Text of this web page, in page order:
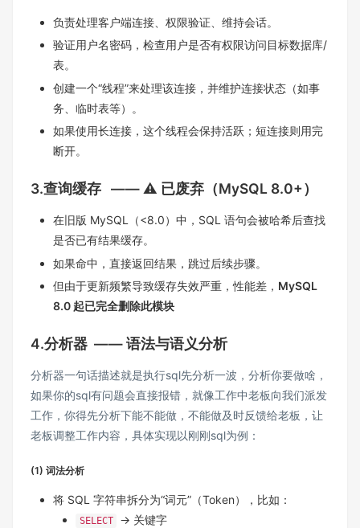
负责处理客户端连接、权限验证、维持会话。
验证用户名密码，检查用户是否有权限访问目标数据库/
表。
创建一个“线程”来处理该连接，并维护连接状态（如事
务、临时表等）。
如果使用长连接，这个线程会保持活跃；短连接则用完
断开。
3.查询缓存 —— ⚠️ 已废弃（MySQL 8.0+）
在旧版 MySQL（<8.0）中，SQL 语句会被哈希后查找
是否已有结果缓存。
如果命中，直接返回结果，跳过后续步骤。
但由于更新频繁导致缓存失效严重，性能差， MySQL
8.0 起已完全删除此模块
4.分析器 —— 语法与语义分析
分析器一句话描述就是执行sql先分析一波，分析你要做啥，
如果你的sql有问题会直接报错，就像工作中老板向我们派发
工作，你得先分析下能不能做，不能做及时反馈给老板，让
老板调整工作内容，具体实现以刚刚sql为例：
(1) 词法分析
将 SQL 字符串拆分为“词元”（Token），比如：
SELECT → 关键字